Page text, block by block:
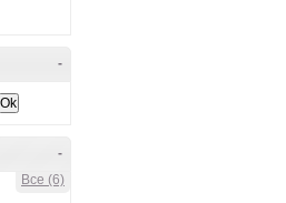
-
-
Все (6)